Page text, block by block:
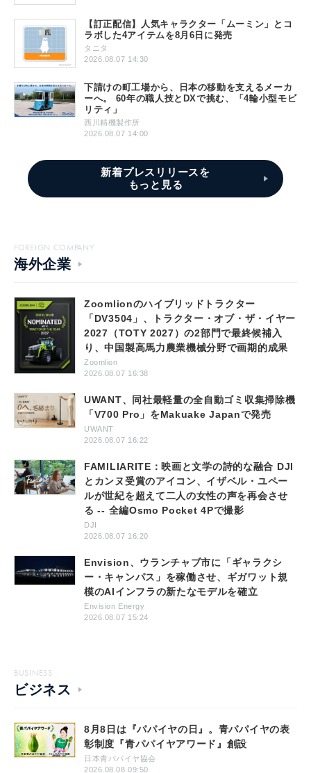
【訂正配信】人気キャラクター「ムーミン」とコ
ラボした4アイテムを8月6日に発売
タニタ
2026.08.07 14:30
下請けの町工場から、日本の移動を支えるメーカ
ーへ。 60年の職人技とDXで挑む、「4輪小型モビ
リティ」
西川精機製作所
2026.08.07 14:00
新着プレスリリースを
もっと見る
FOREIGN COMPANY
海外企業
Zoomlionのハイブリッドトラクター
「DV3504」、トラクター・オブ・ザ・イヤー
2027（TOTY 2027）の2部門で最終候補入
り、中国製高馬力農業機械分野で画期的成果
Zoomlion
2026.08.07 16:38
UWANT、同社最軽量の全自動ゴミ収集掃除機
「V700 Pro」をMakuake Japanで発売
UWANT
2026.08.07 16:22
FAMILIARITE：映画と文学の詩的な融合 DJI
とカンヌ受賞のアイコン、イザベル・ユペー
ルが世紀を超えて二人の女性の声を再会させ
る -- 全編Osmo Pocket 4Pで撮影
DJI
2026.08.07 16:20
Envision、ウランチャブ市に「ギャラクシ
ー・キャンパス」を稼働させ、ギガワット規
模のAIインフラの新たなモデルを確立
Envision Energy
2026.08.07 15:24
BUSINESS
ビジネス
8月8日は『パパイヤの日』。青パパイヤの表
彰制度『青パパイヤアワード』創設
日本青パパイヤ協会
2026.08.08 09:50